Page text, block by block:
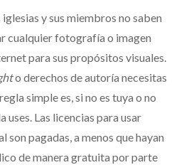
y sus miembros no saben
cualquier fotografía o imagen
para sus propósitos visuales.
o derechos de autoría necesitas
simple es, si no es tuya o no
uses. Las licencias para usar
son pagadas, a menos que hayan
de manera gratuita por parte